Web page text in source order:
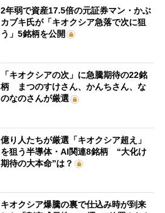
2年弱で資産17.5倍の元証券マン・かぶ
カブキ氏が「キオクシア急落で次に狙
う」5銘柄を公開
「キオクシアの次」に急騰期待の22銘
柄 まつのすけさん、かんちさん、な
のなのさんが厳選
億り人たちが厳選「キオクシア超え」
を狙う半導体・AI関連8銘柄 “大化け
期待の大本命”は？
キオクシア爆騰の裏で仕込み時が到来